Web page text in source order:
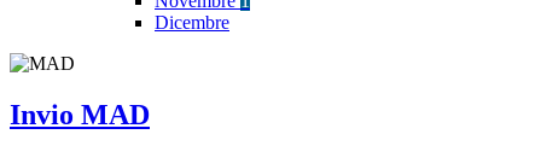
Dicembre
Invio MAD